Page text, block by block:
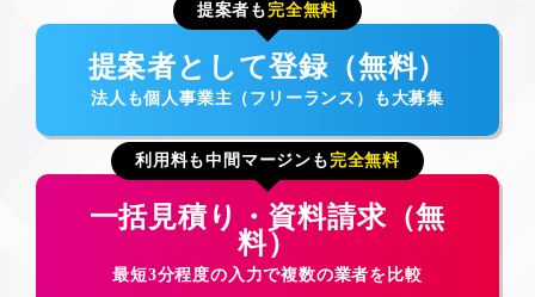
提案者も 完全無料
提案者として登録（無料）
法人も個人事業主（フリーランス）も大募集
利用料も中間マージンも 完全無料
一括見積り・資料請求（無
料）
最短3分程度の入力で複数の業者を比較